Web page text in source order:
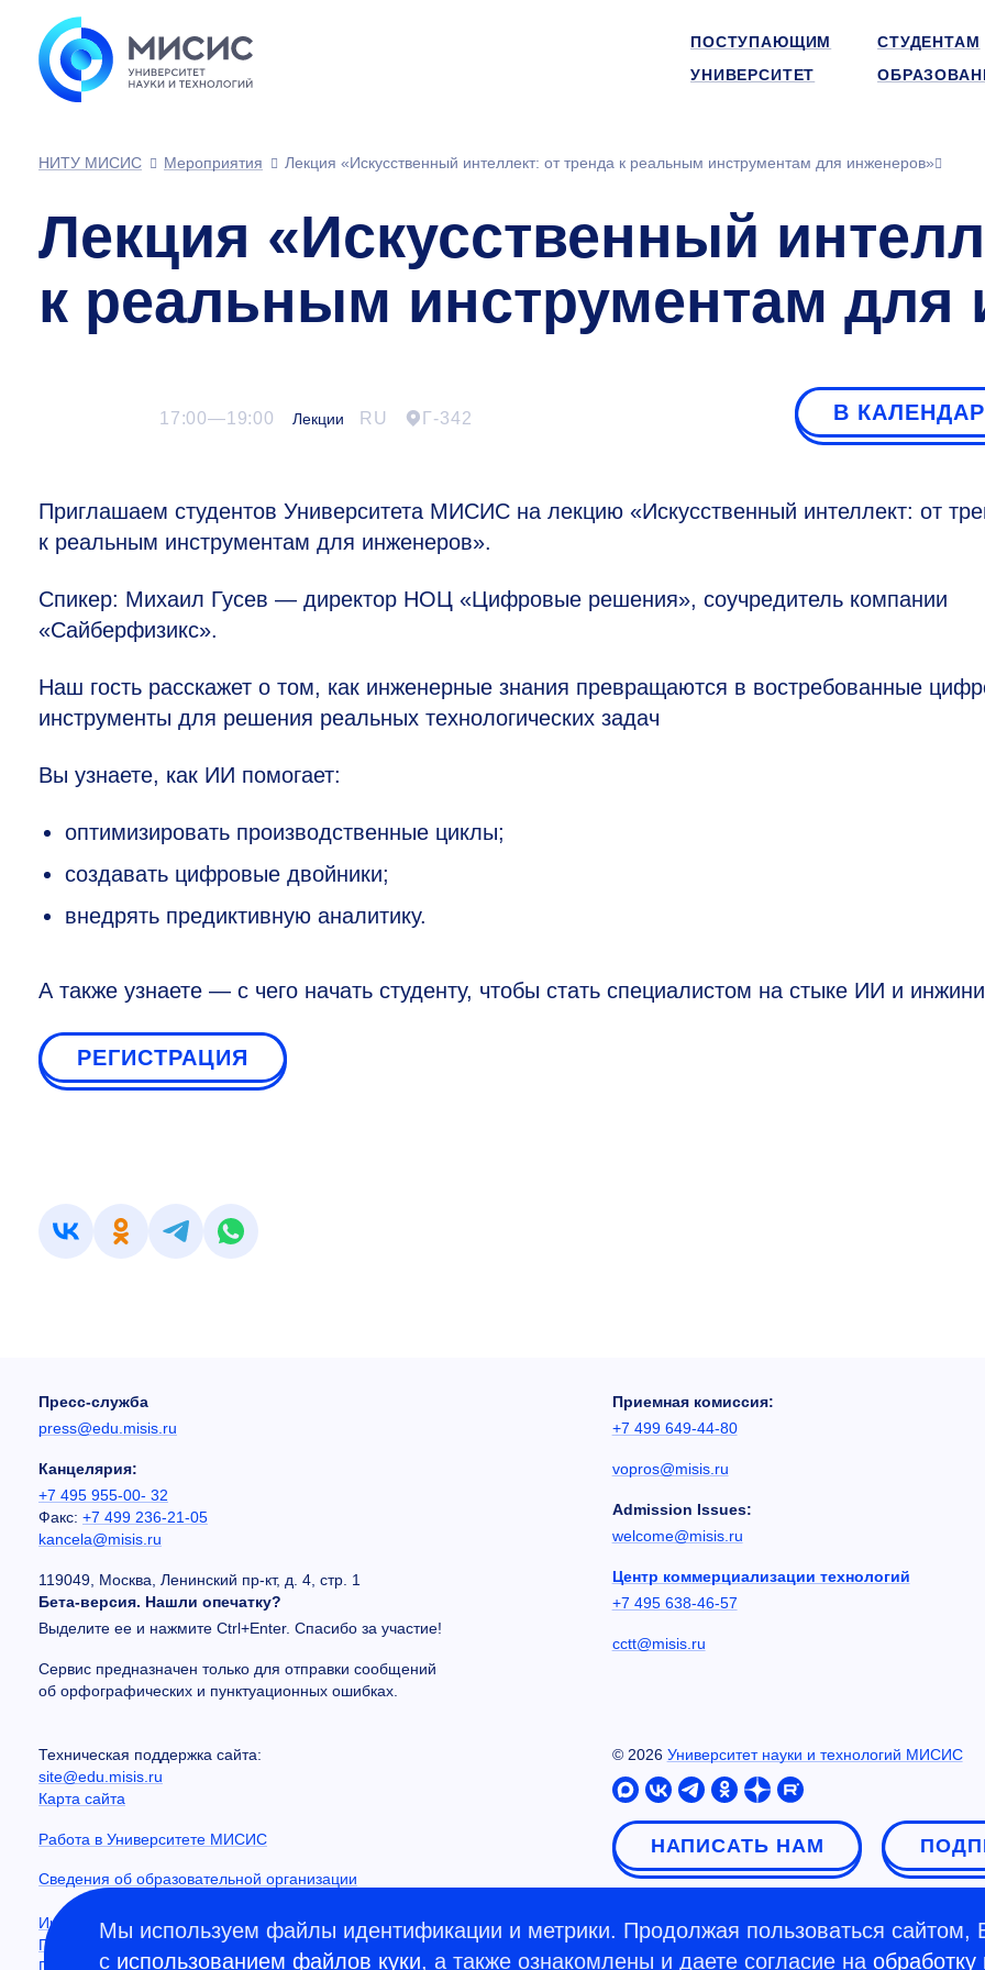
ПОСТУПАЮЩИМ СТУДЕНТАМ
УНИВЕРСИТЕТ
НИТУ МИСИС
Мероприятия Лекция «Искусственный интеллект: от тренда к реальным инструментам для инженеров»
Лекция «Искусственный
к реальным инструментам для
17:00—19:00 Лекции RU Г-342 В
Приглашаем студентов Университета МИСИС на лекцию «Искусственный интеллект: от
к реальным инструментам для инженеров».
Спикер: Михаил Гусев — директор НОЦ «Цифровые решения», соучредитель компании
«Сайберфизикс».
Наш гость расскажет о том, как инженерные знания превращаются в востребованные
инструменты для решения реальных технологических задач
Вы узнаете, как ИИ помогает:
оптимизировать производственные циклы;
создавать цифровые двойники;
внедрять предиктивную аналитику.
А также узнаете — с чего начать студенту, чтобы стать специалистом на стыке ИИ и
РЕГИСТРАЦИЯ
Пресс-служба
press@edu.misis.ru
Канцелярия:
+7 495 955-00- 32
Факс: +7 499 236-21-05
kancela@misis.ru
119049, Москва, Ленинский пр-кт, д. 4, стр. 1
Бета-версия. Нашли опечатку?
Выделите ее и нажмите Ctrl+Enter. Спасибо за участие!
Сервис предназначен только для отправки сообщений
об орфографических и пунктуационных ошибках.
Приемная комиссия:
+7 499 649-44-80
vopros@misis.ru
Admission Issues:
welcome@misis.ru
Центр коммерциализации технологий
+7 495 638-46-57
cctt@misis.ru
Техническая поддержка сайта:
site@edu.misis.ru
Карта сайта
Работа в Университете МИСИС
Сведения об образовательной организации
Информация о закупках
Противодействие коррупции
© 2026 Университет науки и технологий МИСИС
НАПИСАТЬ НАМ
Мы используем файлы идентификации и метрики. Продолжая пользоваться сайтом,
с использованием файлов куки, а также ознакомлены и даете согласие на